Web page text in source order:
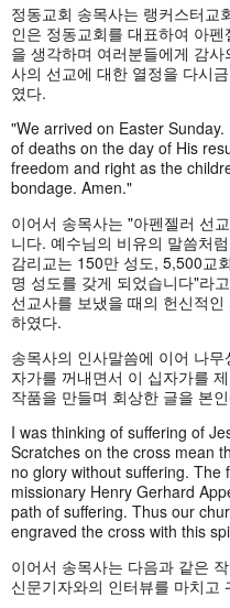
정동교회 송목사는 랭커스터교
인은 정동교회를 대표하여 아
을 생각하며 여러분들에게 감
사의 선교에 대한 열정을 다시
였다.
"We arrived on Easter
of deaths on the day of His
freedom and right as the
bondage. Amen."
이어서 송목사는 "아펜젤러 선
니다. 예수님의 비유의 말씀처
감리교는 150만 성도, 5,500교
명 성도를 갖게 되었습니다"라
선교사를 보냈을 때의 헌신적
하였다.
송목사의 인사말씀에 이어 나
자가를 꺼내면서 이 십자가를
작품을 만들며 회상한 글을 본
I was thinking of suffering of
Scratches on the cross mean
no glory without suffering.
missionary Henry Gerhard
path of suffering. Thus our
engraved the cross with this
이어서 송목사는 다음과 같은
신문기자와의 인터뷰를 마치고